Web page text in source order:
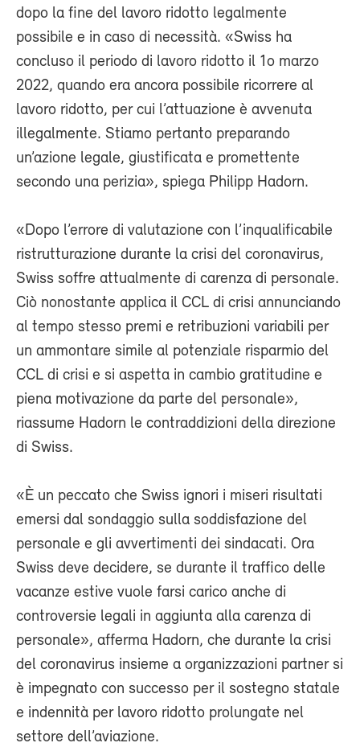
dopo la fine del lavoro ridotto legalmente
possibile e in caso di necessità. «Swiss ha
concluso il periodo di lavoro ridotto il 1 o marzo
2022, quando era ancora possibile ricorrere al
lavoro ridotto, per cui l’attuazione è avvenuta
illegalmente. Stiamo pertanto preparando
un’azione legale, giustificata e promettente
secondo una perizia», spiega Philipp Hadorn.
«Dopo l’errore di valutazione con l’inqualificabile
ristrutturazione durante la crisi del coronavirus,
Swiss soffre attualmente di carenza di personale.
Ciò nonostante applica il CCL di crisi annunciando
al tempo stesso premi e retribuzioni variabili per
un ammontare simile al potenziale risparmio del
CCL di crisi e si aspetta in cambio gratitudine e
piena motivazione da parte del personale»,
riassume Hadorn le contraddizioni della direzione
di Swiss.
«È un peccato che Swiss ignori i miseri risultati
emersi dal sondaggio sulla soddisfazione del
personale e gli avvertimenti dei sindacati. Ora
Swiss deve decidere, se durante il traffico delle
vacanze estive vuole farsi carico anche di
controversie legali in aggiunta alla carenza di
personale», afferma Hadorn, che durante la crisi
del coronavirus insieme a organizzazioni partner si
è impegnato con successo per il sostegno statale
e indennità per lavoro ridotto prolungate nel
settore dell’aviazione.